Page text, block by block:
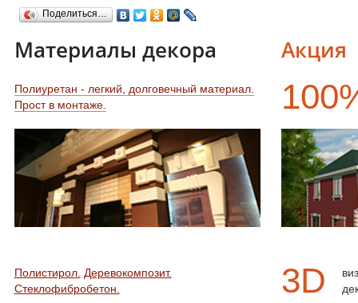
Поделиться…
Акция
3D
Материалы декора
Полиуретан - легкий, долговечный материал.
Прост в монтаже.
Полистирол. Деревокомпозит.
Стеклофибробетон.